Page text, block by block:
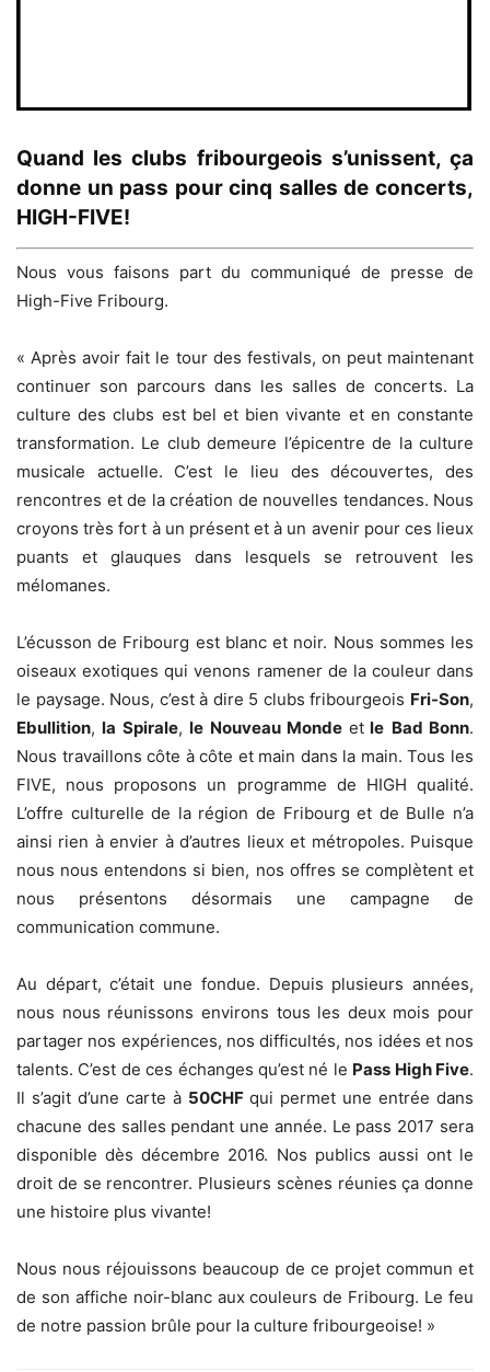
Quand les clubs fribourgeois s’unissent, ça
donne un pass pour cinq salles de concerts,
HIGH-FIVE!
Nous vous faisons part du communiqué de presse de
High-Five Fribourg.
« Après avoir fait le tour des festivals, on peut maintenant
continuer son parcours dans les salles de concerts. La
culture des clubs est bel et bien vivante et en constante
transformation. Le club demeure l’épicentre de la culture
musicale actuelle. C’est le lieu des découvertes, des
rencontres et de la création de nouvelles tendances. Nous
croyons très fort à un présent et à un avenir pour ces lieux
puants et glauques dans lesquels se retrouvent les
mélomanes.
L’écusson de Fribourg est blanc et noir. Nous sommes les
oiseaux exotiques qui venons ramener de la couleur dans
le paysage. Nous, c’est à dire 5 clubs fribourgeois Fri-Son,
Ebullition,la Spirale,le Nouveau Monde etle Bad Bonn.
Nous travaillons côte à côte et main dans la main. Tous les
FIVE, nous proposons un programme de HIGH qualité.
L’offre culturelle de la région de Fribourg et de Bulle n’a
ainsi rien à envier à d’autres lieux et métropoles. Puisque
nous nous entendons si bien, nos offres se complètent et
nous présentons désormais une campagne de
communication commune.
Au départ, c’était une fondue. Depuis plusieurs années,
nous nous réunissons environs tous les deux mois pour
partager nos expériences, nos difficultés, nos idées et nos
talents. C’est de ces échanges qu’est né le Pass High Five.
Il s’agit d’une carte à 50CHFqui permet une entrée dans
chacune des salles pendant une année. Le pass 2017 sera
disponible dès décembre 2016. Nos publics aussi ont le
droit de se rencontrer. Plusieurs scènes réunies ça donne
une histoire plus vivante!
Nous nous réjouissons beaucoup de ce projet commun et
de son affiche noir-blanc aux couleurs de Fribourg. Le feu
de notre passion brûle pour la culture fribourgeoise! »